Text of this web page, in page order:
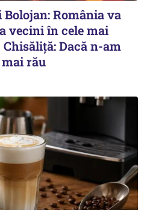
România va
vecini în cele mai
Dacă n-am
rău